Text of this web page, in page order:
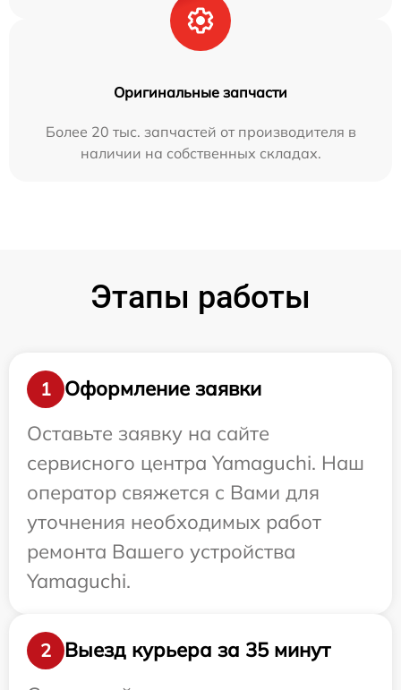
Оригинальные запчасти
Более 20 тыс. запчастей от производителя в
наличии на собственных складах.
Этапы работы
1
Оформление заявки
Оставьте заявку на сайте
сервисного центра Yamaguchi. Наш
оператор свяжется с Вами для
уточнения необходимых работ
ремонта Вашего устройства
Yamaguchi.
2
Выезд курьера за 35 минут